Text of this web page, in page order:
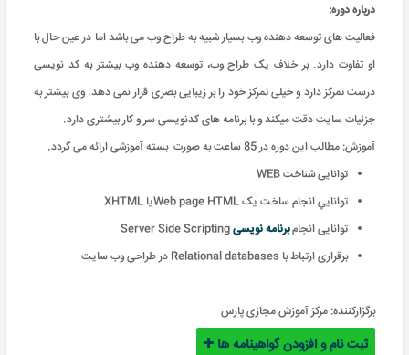
درباره دوره:
فعالیت های توسعه دهنده وب بسیار شبیه به طراح وب می باشد اما در عین حال با
او تفاوت دارد. بر خلاف یک طراح وب، توسعه دهنده وب بیشتر به کد نویسی
درست تمرکز دارد و خیلی تمرکز خود را بر زیبایی بصری قرار نمی دهد. وی بیشتر به
جزئیات سایت دقت میکند و با برنامه های کدنویسی سر و کار بیشتری دارد.
آموزش: مطالب این دوره در 85 ساعت به صورت بسته آموزشی ارائه می گردد
.
توانایی شناخت WEB
توانايي انجام ساخت يک Web page HTMLیا XHTML
توانایی انجامبرنامه نویسی
برقراری ارتباط با Relational databases در طراحی وب سایت
برگزارکننده: مرکز آموزش مجازی پارس
ثبت نام و افزودن گواهینامه ها